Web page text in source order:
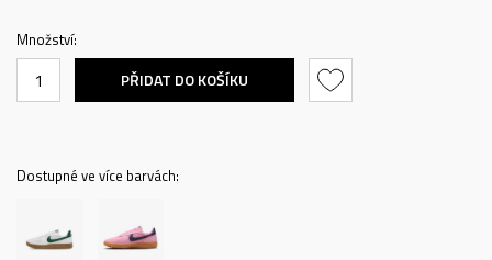
Množství:
PŘIDAT DO KOŠÍKU
Dostupné ve více barvách: